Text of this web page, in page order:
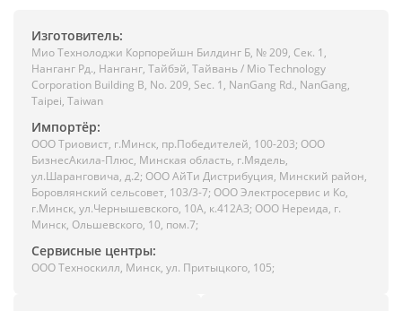
Изготовитель:
Мио Технолоджи Корпорейшн Билдинг Б, № 209, Сек. 1,
Нанганг Рд., Нанганг, Тайбэй, Тайвань / Mio Technology
Corporation Building B, No. 209, Sec. 1, NanGang Rd., NanGang,
Taipei, Taiwan
Импортёр:
ООО Триовист, г.Минск, пр.Победителей, 100-203; ООО
БизнесАкила-Плюс, Минская область, г.Мядель,
ул.Шаранговича, д.2; ООО АйТи Дистрибуция, Минский район,
Боровлянский сельсовет, 103/3-7; ООО Электросервис и Ко,
г.Минск, ул.Чернышевского, 10А, к.412АЗ; ООО Нереида, г.
Минск, Ольшевского, 10, пом.7;
Сервисные центры:
ООО Техноскилл, Минск, ул. Притыцкого, 105;